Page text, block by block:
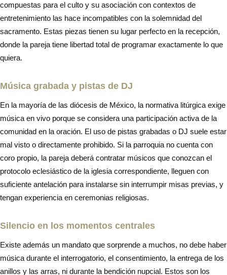
compuestas para el culto y su asociación con contextos de
entretenimiento las hace incompatibles con la solemnidad del
sacramento. Estas piezas tienen su lugar perfecto en la recepción,
donde la pareja tiene libertad total de programar exactamente lo que
quiera.
Música grabada y pistas de DJ
En la mayoría de las diócesis de México, la normativa litúrgica exige
música en vivo porque se considera una participación activa de la
comunidad en la oración. El uso de pistas grabadas o DJ suele estar
mal visto o directamente prohibido. Si la parroquia no cuenta con
coro propio, la pareja deberá contratar músicos que conozcan el
protocolo eclesiástico de la iglesia correspondiente, lleguen con
suficiente antelación para instalarse sin interrumpir misas previas, y
tengan experiencia en ceremonias religiosas.
Silencio en los momentos centrales
Existe además un mandato que sorprende a muchos, no debe haber
música durante el interrogatorio, el consentimiento, la entrega de los
anillos y las arras, ni durante la bendición nupcial. Estos son los